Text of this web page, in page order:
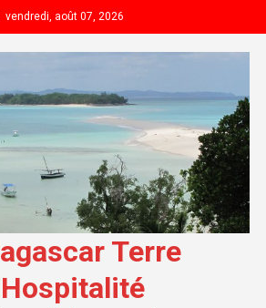
vendredi, août 07, 2026
Terre